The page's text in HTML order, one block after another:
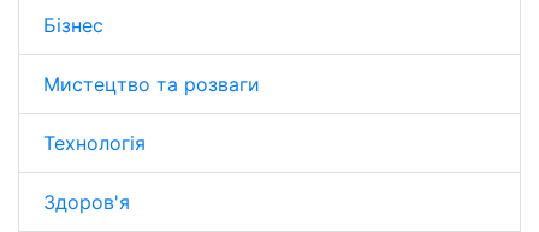
Бізнес
Мистецтво та розваги
Технологія
Здоров'я